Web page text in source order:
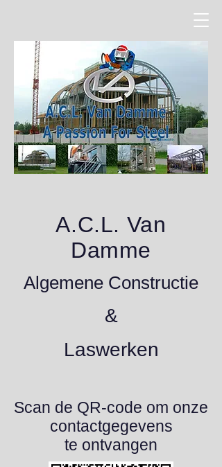
A.C.L. Van
Damme
Algemene Constructie
&
Laswerken
Scan de QR-code om onze
contactgegevens
te ontvangen